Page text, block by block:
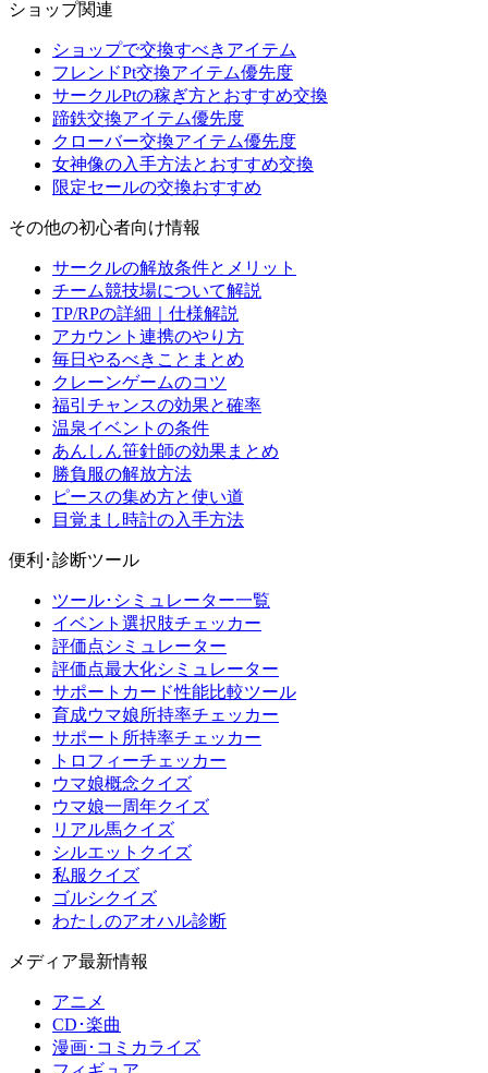
ショップ関連
ショップで交換すべきアイテム
フレンドPt交換アイテム優先度
サークルPtの稼ぎ方とおすすめ交換
蹄鉄交換アイテム優先度
クローバー交換アイテム優先度
女神像の入手方法とおすすめ交換
限定セールの交換おすすめ
その他の初心者向け情報
サークルの解放条件とメリット
チーム競技場について解説
TP/RPの詳細｜仕様解説
アカウント連携のやり方
毎日やるべきことまとめ
クレーンゲームのコツ
福引チャンスの効果と確率
温泉イベントの条件
あんしん笹針師の効果まとめ
勝負服の解放方法
ピースの集め方と使い道
目覚まし時計の入手方法
便利･診断ツール
ツール･シミュレーター一覧
イベント選択肢チェッカー
評価点シミュレーター
評価点最大化シミュレーター
サポートカード性能比較ツール
育成ウマ娘所持率チェッカー
サポート所持率チェッカー
トロフィーチェッカー
ウマ娘概念クイズ
ウマ娘一周年クイズ
リアル馬クイズ
シルエットクイズ
私服クイズ
ゴルシクイズ
わたしのアオハル診断
メディア最新情報
アニメ
CD･楽曲
漫画･コミカライズ